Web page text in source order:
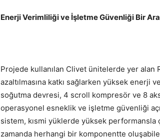
Enerji Verimliliği ve İşletme Güvenliği Bir
Projede kullanılan Clivet ünitelerde yer
azaltılmasına katkı sağlarken yüksek enerji
soğutma devresi, 4 scroll kompresör ve 8
operasyonel esneklik ve işletme güvenliği
sistem, kısmi yüklerde yüksek performansla
zamanda herhangi bir komponentte